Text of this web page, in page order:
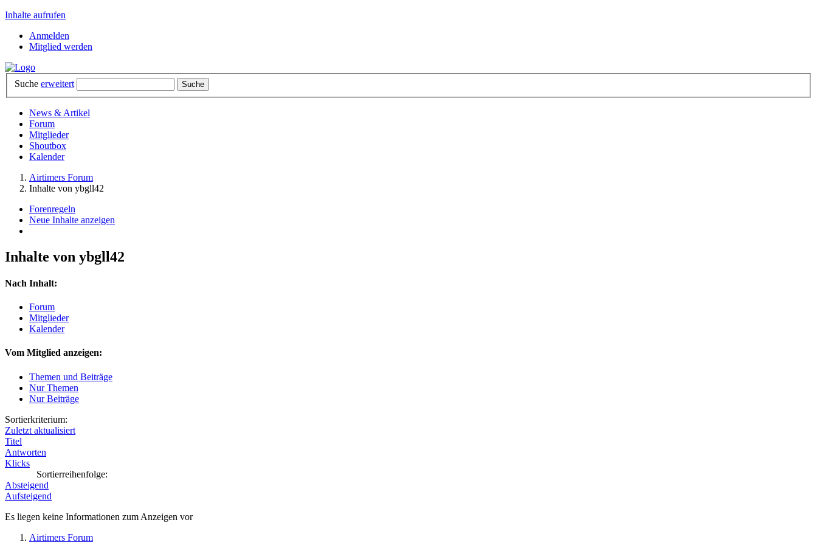
Inhalte aufrufen
Anmelden
Mitglied werden
Suche erweitert
News & Artikel
Forum
Mitglieder
Shoutbox
Kalender
Airtimers Forum
Inhalte von ybgll42
Forenregeln
Neue Inhalte anzeigen
Inhalte von ybgll42
Nach Inhalt:
Forum
Mitglieder
Kalender
Vom Mitglied anzeigen:
Themen und Beiträge
Nur Themen
Nur Beiträge
Sortierkriterium:
Zuletzt aktualisiert
Titel
Antworten
Klicks
Sortierreihenfolge:
Absteigend
Aufsteigend
Es liegen keine Informationen zum Anzeigen vor
Airtimers Forum